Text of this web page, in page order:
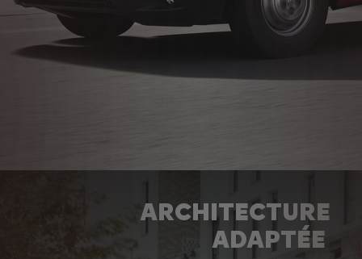
ARCHITECTURE
ADAPTÉE